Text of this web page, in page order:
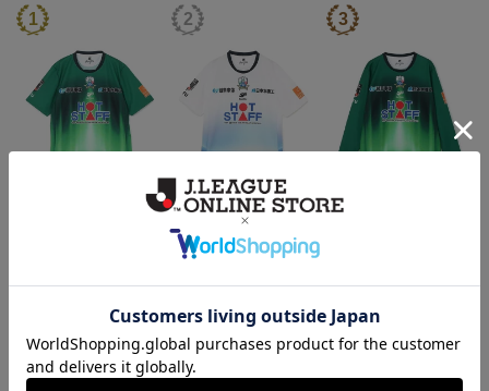
2026/27 オーセンティッ
2026/27 オーセンティッ
クユニフォーム半袖 FP2
nd~岐阜かかみがはら航
空宇宙博物館コラボユニ
13,900円～18,300円
2026/27 オーセンティッ
トピックス
岐阜
チームマスコットグッズは、サポーターやファン必
見！今すぐチェックしてみてください！